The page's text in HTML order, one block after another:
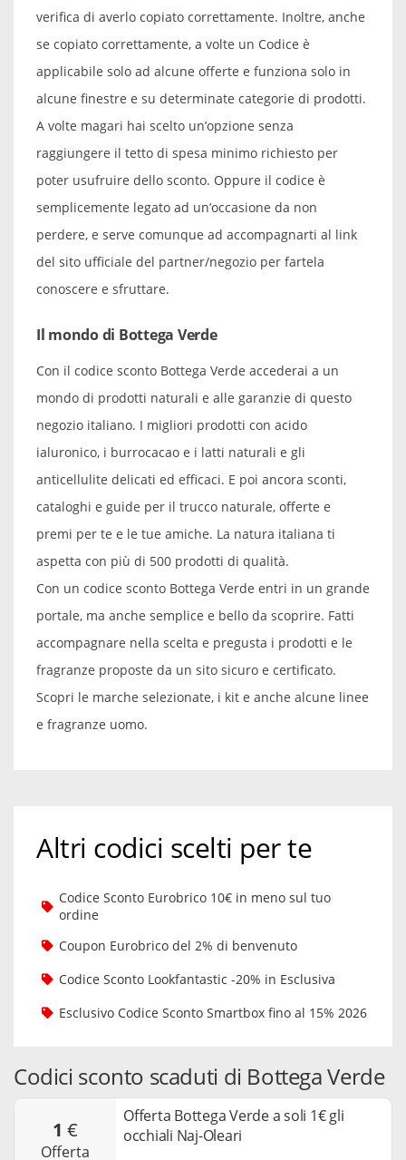
verifica di averlo copiato correttamente. Inoltre, anche
se copiato correttamente, a volte un Codice è
applicabile solo ad alcune offerte e funziona solo in
alcune finestre e su determinate categorie di prodotti.
A volte magari hai scelto un’opzione senza
raggiungere il tetto di spesa minimo richiesto per
poter usufruire dello sconto. Oppure il codice è
semplicemente legato ad un’occasione da non
perdere, e serve comunque ad accompagnarti al link
del sito ufficiale del partner/negozio per fartela
conoscere e sfruttare.
Il mondo di Bottega Verde
Con il codice sconto Bottega Verde accederai a un
mondo di prodotti naturali e alle garanzie di questo
negozio italiano. I migliori prodotti con acido
ialuronico, i burrocacao e i latti naturali e gli
anticellulite delicati ed efficaci. E poi ancora sconti,
cataloghi e guide per il trucco naturale, offerte e
premi per te e le tue amiche. La natura italiana ti
aspetta con più di 500 prodotti di qualità.
Con un codice sconto Bottega Verde entri in un grande
portale, ma anche semplice e bello da scoprire. Fatti
accompagnare nella scelta e pregusta i prodotti e le
fragranze proposte da un sito sicuro e certificato.
Scopri le marche selezionate, i kit e anche alcune linee
e fragranze uomo.
Altri codici scelti per te
Codice Sconto Eurobrico 10€ in meno sul tuo
ordine
Coupon Eurobrico del 2% di benvenuto
Codice Sconto Lookfantastic -20% in Esclusiva
Esclusivo Codice Sconto Smartbox fino al 15% 2026
Codici sconto scaduti di Bottega Verde
1 €
offerta
Offerta Bottega Verde a soli 1€ gli
occhiali Naj-Oleari